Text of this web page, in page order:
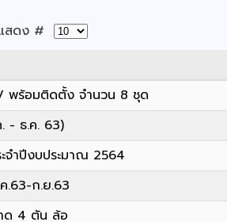
ดง #
พร้อมติดตั้ง จำนวน 8 ชุด
- ธ.ค. 63)
จำปีงบประมาณ 2564
.63-ก.ย.63
ด 4 ตัน ล้อ